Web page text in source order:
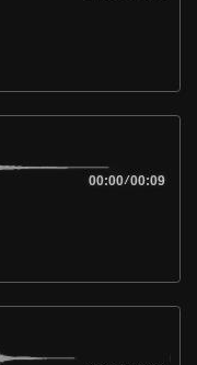
00:00/00:09